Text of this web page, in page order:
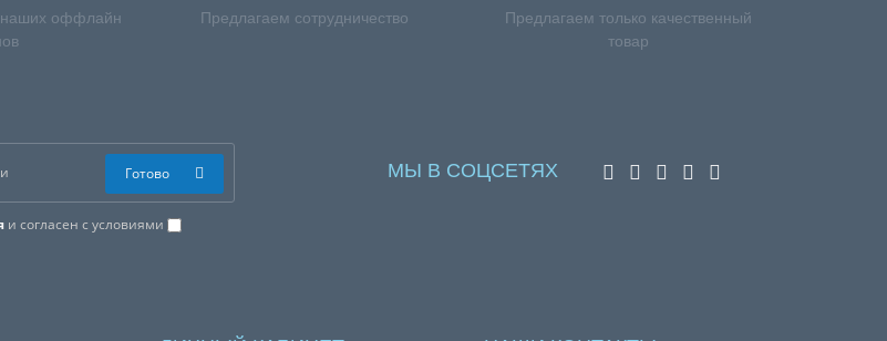
наших оффлайн
Предлагаем сотрудничество
Предлагаем только качественный
товар
и согласен с условиями
Готово МЫ В СОЦСЕТЯХ